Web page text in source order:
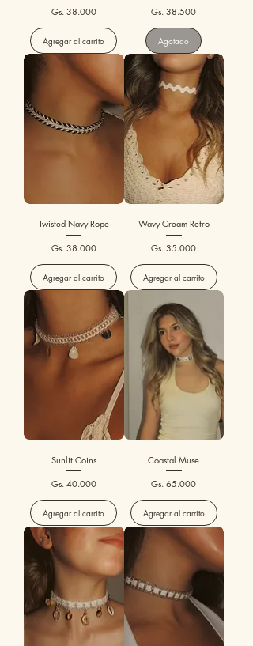
Precio
Gs. 38.000
Agregar al carrito
Precio
Gs. 38.500
Agotado
Twisted Navy Rope
Precio
Gs. 38.000
Agregar al carrito
Wavy Cream Retro
Precio
Gs. 35.000
Agregar al carrito
Sunlit Coins
Precio
Gs. 40.000
Agregar al carrito
Coastal Muse
Precio
Gs. 65.000
Agregar al carrito